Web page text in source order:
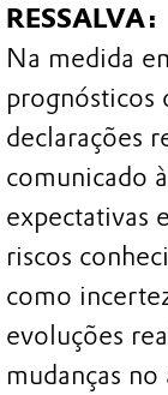
RESSALVA:
Na medida
prognósticos
declarações
comunicado
expectativas
riscos
como
evoluções
mudanças